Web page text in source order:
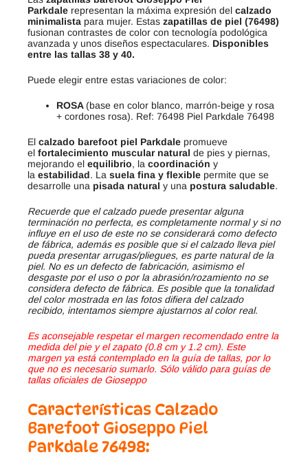
Parkdale representan la máxima expresión del calzado
minimalista para mujer. Estas zapatillas de piel (76498)
fusionan contrastes de color con tecnología podológica
avanzada y unos diseños espectaculares. Disponibles
entre las tallas 38 y 40.
Puede elegir entre estas variaciones de color:
ROSA(base en color blanco, marrón-beige y rosa
+ cordones rosa). Ref: 76498 Piel Parkdale 76498
El calzado barefoot piel Parkdale promueve
el fortalecimiento muscular natural de pies y piernas,
mejorando el equilibrio, la coordinación y
la estabilidad. La suela fina y flexible permite que se
desarrolle una pisada natural y una postura saludable.
Recuerde que el calzado puede presentar alguna
terminación no perfecta, es completamente normal y si no
influye en el uso de este no se considerará como defecto
de fábrica, además es posible que si el calzado lleva piel
pueda presentar arrugas/pliegues, es parte natural de la
piel. No es un defecto de fabricación, asimismo el
desgaste por el uso o por la abrasión/rozamiento no se
considera defecto de fábrica. Es posible que la tonalidad
del color mostrada en las fotos difiera del calzado
recibido, intentamos siempre ajustarnos al color real.
Es aconsejable respetar el margen recomendado entre la
medida del pie y el zapato (0.8 cm y 1.2 cm). Este
margen ya está contemplado en la guía de tallas, por lo
que no es necesario sumarlo. Sólo válido para guías de
tallas oficiales de Gioseppo
Características Calzado
Barefoot Gioseppo Piel
Parkdale 76498: